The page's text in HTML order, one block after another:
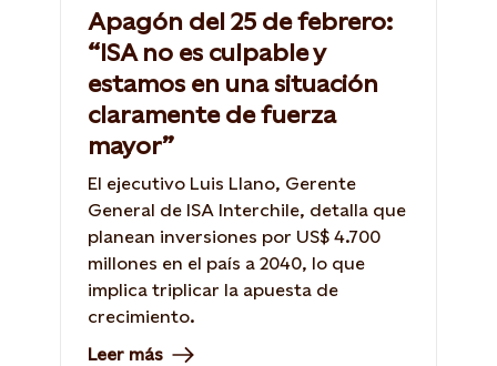
Apagón del 25 de febrero:
“ISA no es culpable y
estamos en una situación
claramente de fuerza
mayor”
El ejecutivo Luis Llano, Gerente
General de ISA Interchile, detalla que
planean inversiones por US$ 4.700
millones en el país a 2040, lo que
implica triplicar la apuesta de
crecimiento.
Leer más